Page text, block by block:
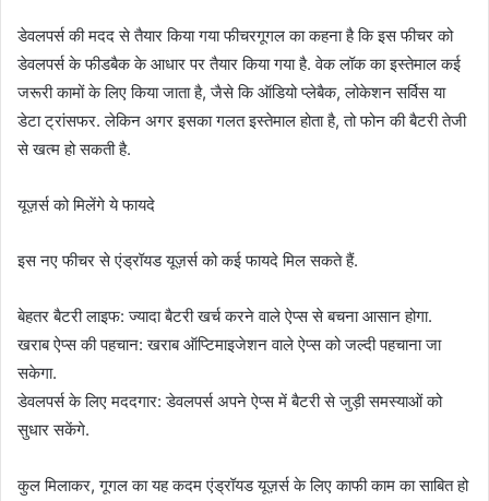
डेवलपर्स की मदद से तैयार किया गया फीचरगूगल का कहना है कि इस फीचर को
डेवलपर्स के फीडबैक के आधार पर तैयार किया गया है. वेक लॉक का इस्तेमाल कई
जरूरी कामों के लिए किया जाता है, जैसे कि ऑडियो प्लेबैक, लोकेशन सर्विस या
डेटा ट्रांसफर. लेकिन अगर इसका गलत इस्तेमाल होता है, तो फोन की बैटरी तेजी
से खत्म हो सकती है.
यूज़र्स को मिलेंगे ये फायदे
इस नए फीचर से एंड्रॉयड यूज़र्स को कई फायदे मिल सकते हैं.
बेहतर बैटरी लाइफ: ज्यादा बैटरी खर्च करने वाले ऐप्स से बचना आसान होगा.
खराब ऐप्स की पहचान: खराब ऑप्टिमाइजेशन वाले ऐप्स को जल्दी पहचाना जा
सकेगा.
डेवलपर्स के लिए मददगार: डेवलपर्स अपने ऐप्स में बैटरी से जुड़ी समस्याओं को
सुधार सकेंगे.
कुल मिलाकर, गूगल का यह कदम एंड्रॉयड यूज़र्स के लिए काफी काम का साबित हो